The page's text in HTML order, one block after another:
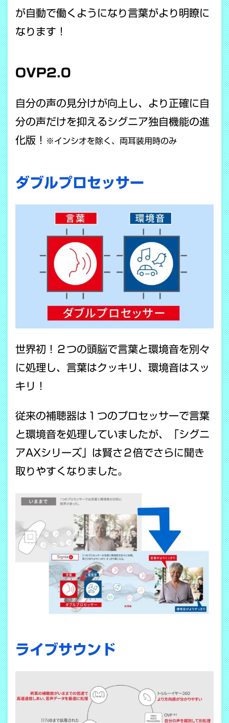
が自動で働くようになり言葉がより明瞭に
なります！
OVP2.0
自分の声の見分けが向上し、より正確に自
分の声だけを抑えるシグニア独自機能の進
化版！
※インシオを除く、両耳装用時のみ
ダブルプロセッサー
世界初！２つの頭脳で言葉と環境音を別々
に処理し、言葉はクッキリ、環境音はスッ
キリ！
従来の補聴器は１つのプロセッサーで言葉
と環境音を処理していましたが、「シグニ
アAXシリーズ」は賢さ２倍でさらに聞き
取りやすくなりました。
ライブサウンド